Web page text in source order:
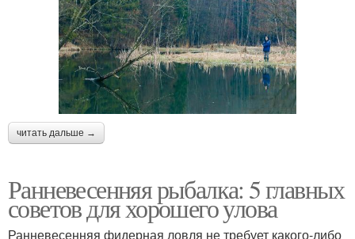
читать дальше →
Ранневесенняя рыбалка: 5 главных
советов для хорошего улова
Ранневесенняя фидерная ловля не требует какого-либо